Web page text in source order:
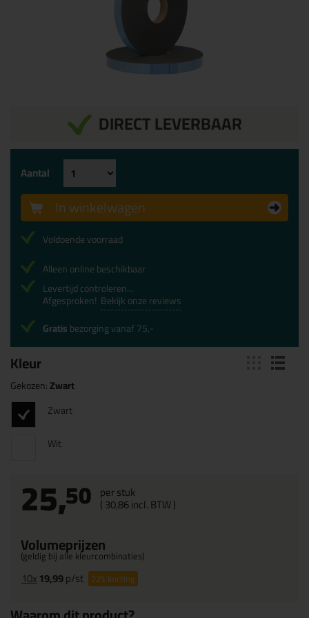
DIRECT LEVERBAAR
Kleur
Gekozen:Zwart
Zwart
Wit
25,50 per stuk
(30,86incl. BTW )
Volumeprijzen
(geldig bij alle kleurcombinaties)
10x19,99p/st 22%korting
Aantal
In winkelwagen
Voldoende voorraad
Alleen online beschikbaar
Levertijd controleren...
Afgesproken! Bekijk onze reviews
Gratisbezorging vanaf 75,-